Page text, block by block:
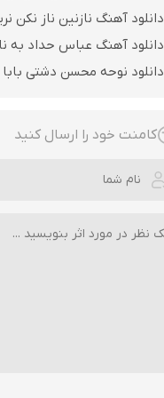
دانلود آهنگ نازنین ناز نکن
دانلود آهنگ عباس حداد به
دانلود نوحه محسن دشتی
کامنت خود را ارسال کنید